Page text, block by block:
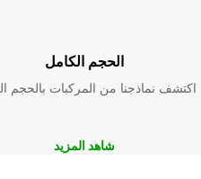
الحجم الكامل
اكتشف نماذجنا من المركبات بالحجم
شاهد المزيد